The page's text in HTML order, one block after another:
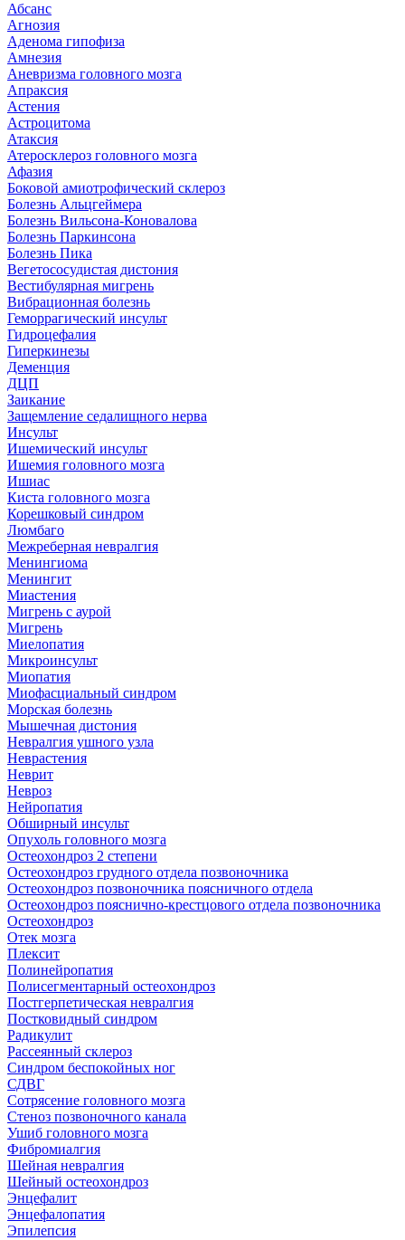
Абсанс
Агнозия
Аденома гипофиза
Амнезия
Аневризма головного мозга
Апраксия
Астения
Астроцитома
Атаксия
Атеросклероз головного мозга
Афазия
Боковой амиотрофический склероз
Болезнь Альцгеймера
Болезнь Вильсона-Коновалова
Болезнь Паркинсона
Болезнь Пика
Вегетососудистая дистония
Вестибулярная мигрень
Вибрационная болезнь
Геморрагический инсульт
Гидроцефалия
Гиперкинезы
Деменция
ДЦП
Заикание
Защемление седалищного нерва
Инсульт
Ишемический инсульт
Ишемия головного мозга
Ишиас
Киста головного мозга
Корешковый синдром
Люмбаго
Межреберная невралгия
Менингиома
Менингит
Миастения
Мигрень с аурой
Мигрень
Миелопатия
Микроинсульт
Миопатия
Миофасциальный синдром
Морская болезнь
Мышечная дистония
Невралгия ушного узла
Неврастения
Неврит
Невроз
Нейропатия
Обширный инсульт
Опухоль головного мозга
Остеохондроз 2 степени
Остеохондроз грудного отдела позвоночника
Остеохондроз позвоночника поясничного отдела
Остеохондроз пояснично-крестцового отдела позвоночника
Остеохондроз
Отек мозга
Плексит
Полинейропатия
Полисегментарный остеохондроз
Постгерпетическая невралгия
Постковидный синдром
Радикулит
Рассеянный склероз
Синдром беспокойных ног
СДВГ
Сотрясение головного мозга
Стеноз позвоночного канала
Ушиб головного мозга
Фибромиалгия
Шейная невралгия
Шейный остеохондроз
Энцефалит
Энцефалопатия
Эпилепсия